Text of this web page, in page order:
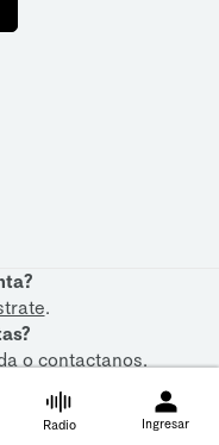
.
ocontactanos.
Radio Ingresar